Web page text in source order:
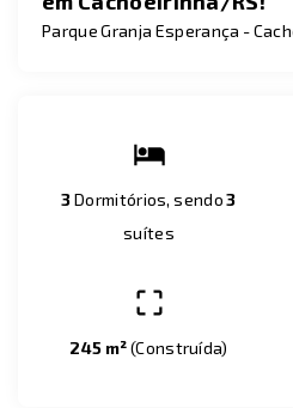
Parque Granja Esperança -
3Dormitórios, sendo3
suítes
245 m²(Construída)